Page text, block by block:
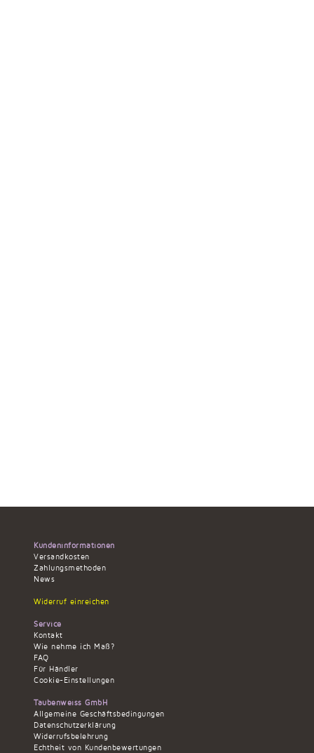
Kundeninformationen
Versandkosten
Zahlungsmethoden
News
Widerruf einreichen
Service
Kontakt
Wie nehme ich Maß?
FAQ
Für Händler
Cookie-Einstellungen
Taubenweiss GmbH
Allgemeine Geschäftsbedingungen
Datenschutzerklärung
Widerrufsbelehrung
Echtheit von Kundenbewertungen